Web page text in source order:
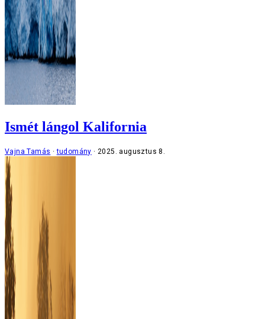
Ismét lángol Kalifornia
Vajna Tamás tudomány 2025. augusztus 8.